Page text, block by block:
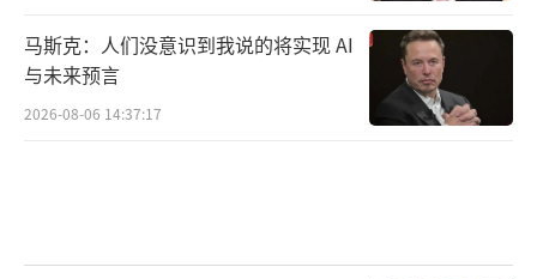
马斯克：人们没意识到我说的将实现 AI
与未来预言
2026-08-06 14:37:17